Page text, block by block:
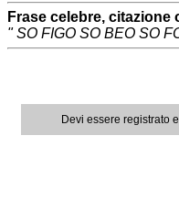
Frase celebre,
" SO FIGO SO BEO SO
Devi essere registrato